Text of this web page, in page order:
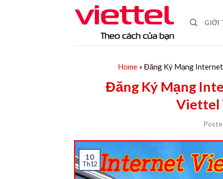
GIỚI
Home» Đăng Ký Mạng
Đăng Ký Mạng
Viettel
10
Th12